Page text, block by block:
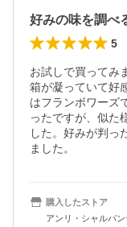
5
お試しで買ってみ
箱が凝っていて好
はフランボワーズ
ったですが、似た
した。好みが判っ
ました。
購入したストア
アンリ・シャルパン